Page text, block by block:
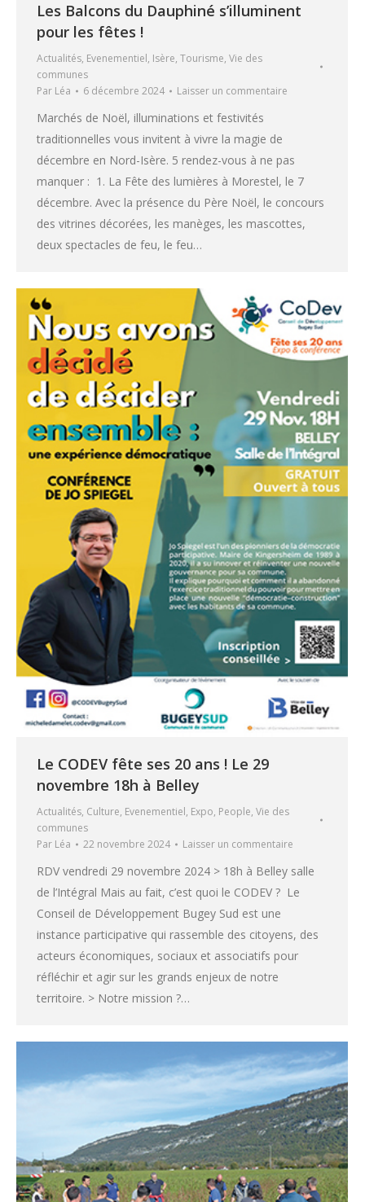
Les Balcons du Dauphiné s’illuminent
pour les fêtes !
Actualités, Evenementiel, Isère, Tourisme, Vie des
communes
Par Léa 6 décembre 2024 Laisser un commentaire
Marchés de Noël, illuminations et festivités
traditionnelles vous invitent à vivre la magie de
décembre en Nord-Isère. 5 rendez-vous à ne pas
manquer : 1. La Fête des lumières à Morestel, le 7
décembre. Avec la présence du Père Noël, le concours
des vitrines décorées, les manèges, les mascottes,
deux spectacles de feu, le feu…
Le CODEV fête ses 20 ans ! Le 29
novembre 18h à Belley
Actualités, Culture, Evenementiel, Expo, People, Vie des
communes
Par Léa 22 novembre 2024 Laisser un commentaire
RDV vendredi 29 novembre 2024 > 18h à Belley salle
de l’Intégral Mais au fait, c’est quoi le CODEV ? Le
Conseil de Développement Bugey Sud est une
instance participative qui rassemble des citoyens, des
acteurs économiques, sociaux et associatifs pour
réfléchir et agir sur les grands enjeux de notre
territoire. > Notre mission ?…